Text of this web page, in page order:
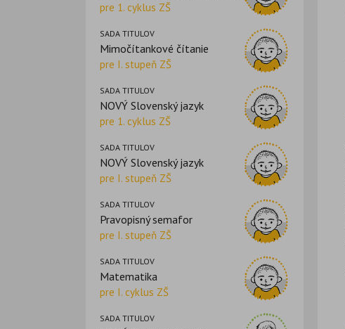
pre 1. cyklus ZŠ
SADA TITULOV
Mimočítankové čítanie
pre I. stupeň ZŠ
SADA TITULOV
NOVÝ Slovenský jazyk
pre 1. cyklus ZŠ
SADA TITULOV
NOVÝ Slovenský jazyk
pre I. stupeň ZŠ
SADA TITULOV
Pravopisný semafor
pre I. stupeň ZŠ
SADA TITULOV
Matematika
pre I. cyklus ZŠ
SADA TITULOV